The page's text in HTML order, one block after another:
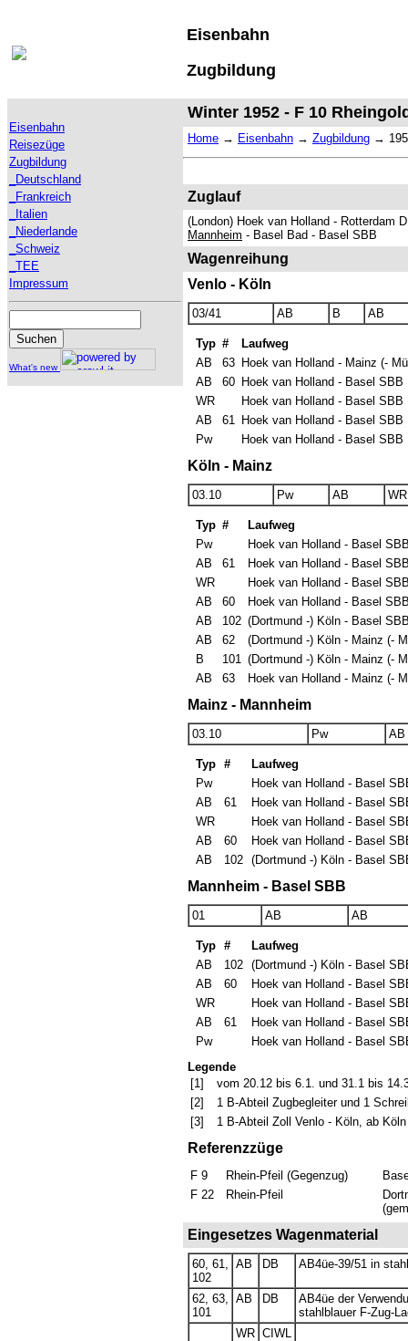
Eisenbahn
Zugbildung
Eisenbahn
Reisezüge
Zugbildung
_Deutschland
_Frankreich
_Italien
_Niederlande
_Schweiz
_TEE
Impressum
What's new
Winter 1952 - F 10
Home → Eisenbahn → Zugbildung →
Zuglauf
(London) Hoek van Holland - Rotterdam
Mannheim - Basel Bad - Basel SBB
Wagenreihung
Venlo - Köln
03/41 AB B AB
Typ #
Laufweg
AB
63 Hoek van Holland - Mainz (-
AB
60 Hoek van Holland - Basel SBB
WR
Hoek van Holland - Basel SBB
AB
61 Hoek van Holland - Basel SBB
Pw
Hoek van Holland - Basel SBB
Köln - Mainz
03.10 Pw AB WR
Typ #
Laufweg
Pw
Hoek van Holland - Basel
AB
61
Hoek van Holland - Basel
WR
Hoek van Holland - Basel
AB
60
Hoek van Holland - Basel
AB
102 (Dortmund -) Köln - Basel
AB
62
(Dortmund -) Köln - Mainz (-
B
101 (Dortmund -) Köln - Mainz (-
AB
63 Hoek van Holland - Mainz (-
Mainz - Mannheim
03.10 Pw AB
Typ #
Laufweg
Pw
Hoek van Holland - Basel
AB
61
Hoek van Holland - Basel
WR
Hoek van Holland - Basel
AB
60
Hoek van Holland - Basel
AB
102 (Dortmund -) Köln - Basel
Mannheim - Basel SBB
01 AB AB
Typ #
Laufweg
AB
102 (Dortmund -) Köln - Basel
AB
60
Hoek van Holland - Basel
WR
Hoek van Holland - Basel
AB
61
Hoek van Holland - Basel
Pw
Hoek van Holland - Basel
Legende
[1]
vom 20.12 bis 6.1. und 31.1 bis
[2]
1 B-Abteil Zugbegleiter und 1
[3]
1 B-Abteil Zoll Venlo - Köln, ab
Referenzzüge
F 9 Rhein-Pfeil (Gegenzug)
F 22
Rhein-Pfeil
Eingesetzes Wagenmaterial
60, 61,
102
AB DB AB4üe-39/51 in
62, 63,
101
AB DB
AB4üe der
stahlblauer F-Zug-
WR CIWL